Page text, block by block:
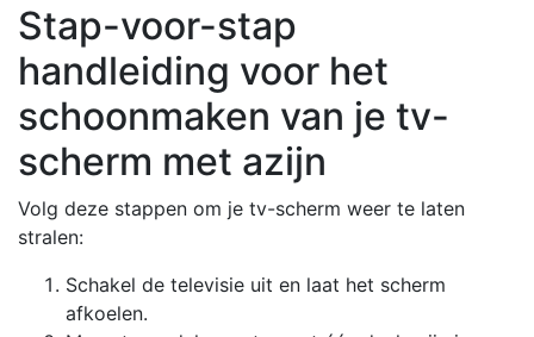
Stap-voor-stap
handleiding voor het
schoonmaken van je tv-
scherm met azijn
Volg deze stappen om je tv-scherm weer te laten
stralen:
Schakel de televisie uit en laat het scherm
afkoelen.